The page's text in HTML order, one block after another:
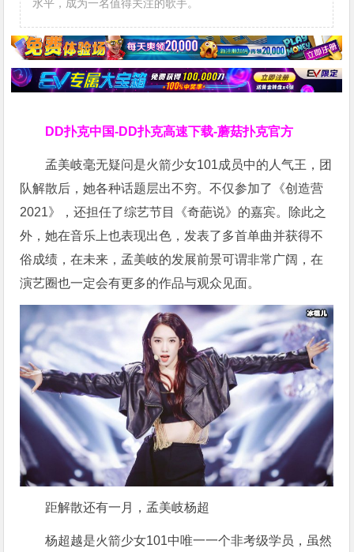
水平，成为一名值得关注的歌手。
DD扑克中国-DD扑克高速下载-蘑菇扑克官方
孟美岐毫无疑问是火箭少女101成员中的人气王，团
队解散后，她各种话题层出不穷。不仅参加了《创造营
2021》，还担任了综艺节目《奇葩说》的嘉宾。除此之
外，她在音乐上也表现出色，发表了多首单曲并获得不
俗成绩，在未来，孟美岐的发展前景可谓非常广阔，在
演艺圈也一定会有更多的作品与观众见面。
距解散还有一月，孟美岐杨超
杨超越是火箭少女101中唯一一个非考级学员，虽然